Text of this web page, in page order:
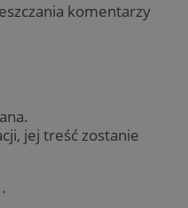
komentarzy
jej treść zostanie